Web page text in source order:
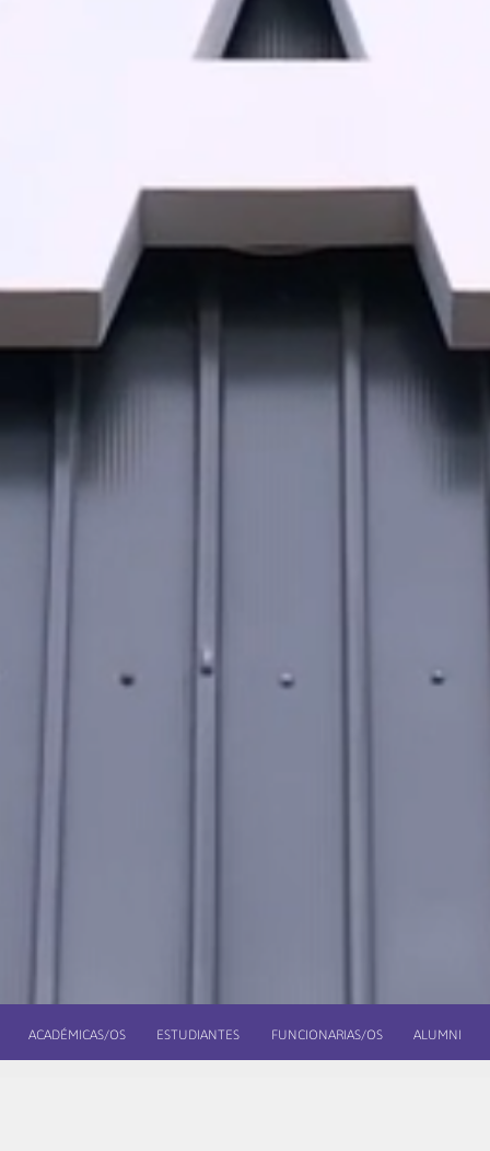
ACADÉMICAS/OS ESTUDIANTES FUNCIONARIAS/OS ALUMNI